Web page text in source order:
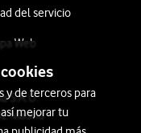
del servicio
Web
S.A.U.
Madrid
y de terceros para
mejorar tu